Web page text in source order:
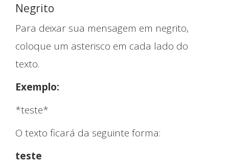
Negrito
Para deixar sua mensagem em negrito,
coloque um asterisco em cada lado do
texto.
Exemplo:
*teste*
O texto ficará da seguinte forma:
teste